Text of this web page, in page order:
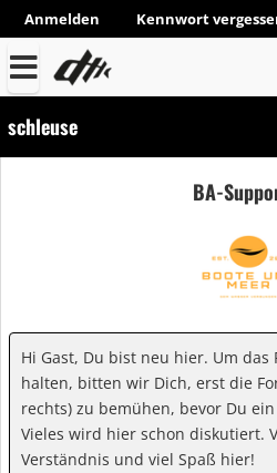
Anmelden Kennwort
schleuse
BA-
Hi Gast, Du bist neu hier. Um
halten, bitten wir Dich, erst die
rechts) zu bemühen, bevor Du
Vieles wird hier schon diskutiert.
Verständnis und viel Spaß hier!